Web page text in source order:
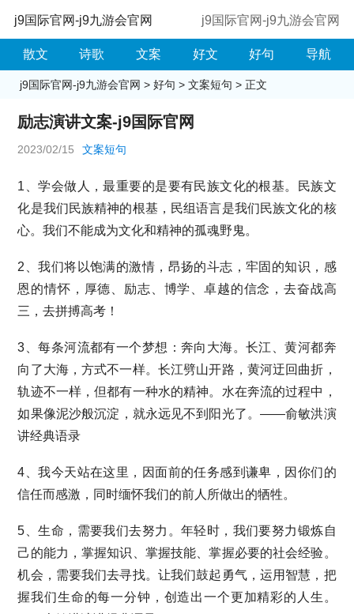
j9国际官网-j9九游会官网 j9国际官网-j9九游会官网
散文 诗歌 文案 好文 好句 导航
j9国际官网-j9九游会官网 > 好句 > 文案短句 > 正文
励志演讲文案-j9国际官网
2023/02/15 文案短句
1、学会做人，最重要的是要有民族文化的根基。民族文
化是我们民族精神的根基，民组语言是我们民族文化的核
心。我们不能成为文化和精神的孤魂野鬼。
2、我们将以饱满的激情，昂扬的斗志，牢固的知识，感
恩的情怀，厚德、励志、博学、卓越的信念，去奋战高
三，去拼搏高考！
3、每条河流都有一个梦想：奔向大海。长江、黄河都奔
向了大海，方式不一样。长江劈山开路，黄河迂回曲折，
轨迹不一样，但都有一种水的精神。水在奔流的过程中，
如果像泥沙般沉淀，就永远见不到阳光了。——俞敏洪演
讲经典语录
4、我今天站在这里，因面前的任务感到谦卑，因你们的
信任而感激，同时缅怀我们的前人所做出的牺牲。
5、生命，需要我们去努力。年轻时，我们要努力锻炼自
己的能力，掌握知识、掌握技能、掌握必要的社会经验。
机会，需要我们去寻找。让我们鼓起勇气，运用智慧，把
握我们生命的每一分钟，创造出一个更加精彩的人生。